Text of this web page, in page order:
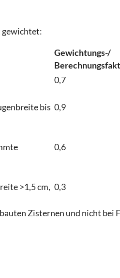
gewichtet:
Gewichtungs-/
0,7
bis 0,9
0,6
>1,5 cm, 0,3
Zisternen und nicht bei